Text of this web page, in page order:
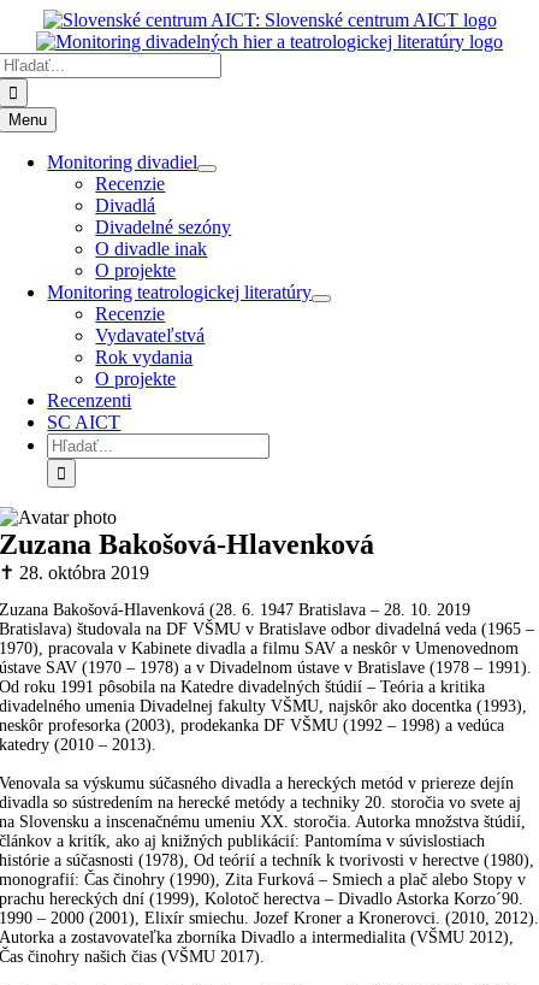
Preskočiť
obsahu
Menu
Monitoring divadiel
Recenzie
Divadlá
Divadelné sezóny
O divadle inak
O projekte
Monitoring teatrologickej literatúry
Recenzie
Vydavateľstvá
Rok vydania
O projekte
Recenzenti
SC AICT
Hľadať:
Zuzana Bakošová-Hlavenková
✝ 28. októbra 2019
Zuzana Bakošová-Hlavenková (28. 6. 1947 Bratislava – 28. 10. 2019
Bratislava) študovala na DF VŠMU v Bratislave odbor divadelná veda (1965 –
1970), pracovala v Kabinete divadla a filmu SAV a neskôr v Umenovednom
ústave SAV (1970 – 1978) a v Divadelnom ústave v Bratislave (1978 – 1991).
Od roku 1991 pôsobila na Katedre divadelných štúdií – Teória a kritika
divadelného umenia Divadelnej fakulty VŠMU, najskôr ako docentka (1993),
neskôr profesorka (2003), prodekanka DF VŠMU (1992 – 1998) a vedúca
katedry (2010 – 2013).
Venovala sa výskumu súčasného divadla a hereckých metód v priereze dejín
divadla so sústredením na herecké metódy a techniky 20. storočia vo svete aj
na Slovensku a inscenačnému umeniu XX. storočia. Autorka množstva štúdií,
článkov a kritík, ako aj knižných publikácií: Pantomíma v súvislostiach
histórie a súčasnosti (1978), Od teórií a techník k tvorivosti v herectve (1980),
monografií: Čas činohry (1990), Zita Furková – Smiech a plač alebo Stopy v
prachu hereckých dní (1999), Kolotoč herectva – Divadlo Astorka Korzo´90.
1990 – 2000 (2001), Elixír smiechu. Jozef Kroner a Kronerovci. (2010, 2012).
Autorka a zostavovateľka zborníka Divadlo a intermedialita (VŠMU 2012),
Čas činohry našich čias (VŠMU 2017).